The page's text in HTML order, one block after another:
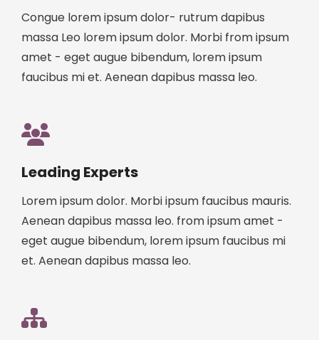
Congue lorem ipsum dolor- rutrum dapibus
massa Leo lorem ipsum dolor. Morbi from ipsum
amet - eget augue bibendum, lorem ipsum
faucibus mi et. Aenean dapibus massa leo.
Leading Experts
Lorem ipsum dolor. Morbi ipsum faucibus mauris.
Aenean dapibus massa leo. from ipsum amet -
eget augue bibendum, lorem ipsum faucibus mi
et. Aenean dapibus massa leo.